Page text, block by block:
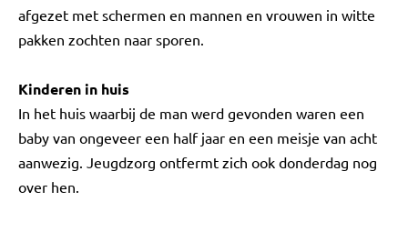
afgezet met schermen en mannen en vrouwen in witte
pakken zochten naar sporen.
Kinderen in huis
In het huis waarbij de man werd gevonden waren een
baby van ongeveer een half jaar en een meisje van acht
aanwezig. Jeugdzorg ontfermt zich ook donderdag nog
over hen.